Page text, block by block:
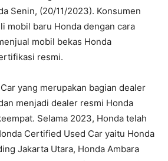
Senin, (20/11/2023). Konsumen
mobil baru Honda dengan cara
mobil bekas Honda
resmi.
yang merupakan bagian dealer
menjadi dealer resmi Honda
Selama 2023, Honda telah
Certified Used Car yaitu Honda
Jakarta Utara, Honda Ambara